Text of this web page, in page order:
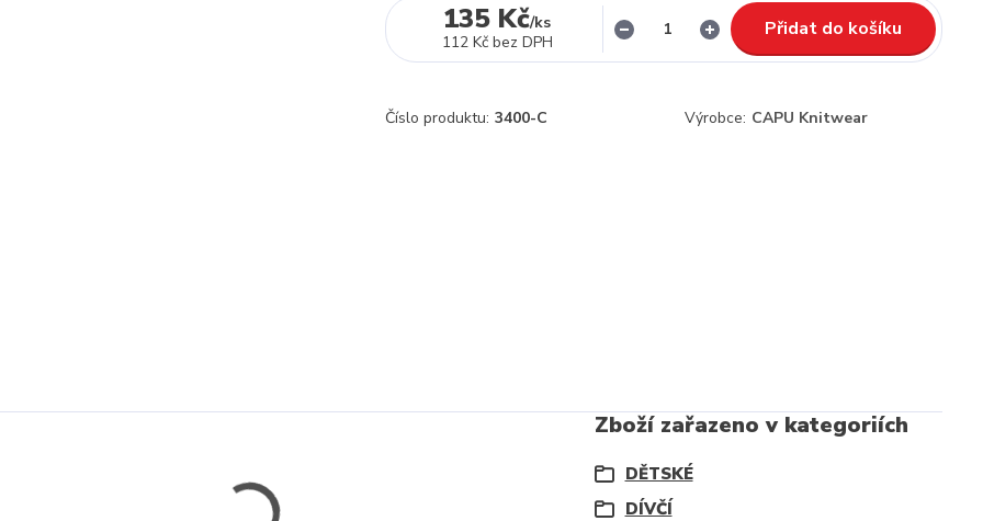
135 Kč/ks
112 Kč bez DPH
Přidat do košíku
Číslo produktu: 3400-C Výrobce: CAPU Knitwear
Zboží zařazeno v kategoriích
DĚTSKÉ
DÍVČÍ